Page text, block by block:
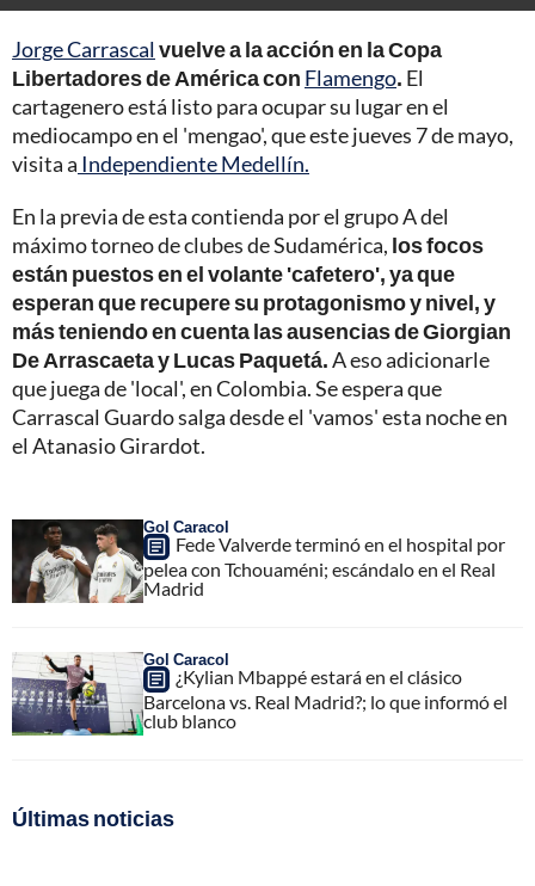
Jorge Carrascalvuelve a la acción en la Copa
Libertadores de América con Flamengo. El
cartagenero está listo para ocupar su lugar en el
mediocampo en el 'mengao', que este jueves 7 de mayo,
visita a Independiente Medellín.
En la previa de esta contienda por el grupo A del
máximo torneo de clubes de Sudamérica, los focos
están puestos en el volante 'cafetero', ya que
esperan que recupere su protagonismo y nivel, y
más teniendo en cuenta las ausencias de Giorgian
De Arrascaeta y Lucas Paquetá.A eso adicionarle
que juega de 'local', en Colombia. Se espera que
Carrascal Guardo salga desde el 'vamos' esta noche en
el Atanasio Girardot.
Gol Caracol
Fede Valverde terminó en el hospital por
pelea con Tchouaméni; escándalo en el Real
Madrid
Gol Caracol
¿Kylian Mbappé estará en el clásico
Barcelona vs. Real Madrid?; lo que informó el
club blanco
Últimas noticias